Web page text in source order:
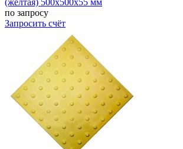
по запросу
Запросить счёт